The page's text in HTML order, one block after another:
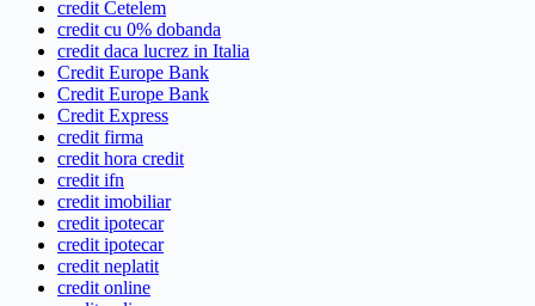
credit Cetelem
credit cu 0% dobanda
credit daca lucrez in Italia
Credit Europe Bank
Credit Europe Bank
Credit Express
credit firma
credit hora credit
credit ifn
credit imobiliar
credit ipotecar
credit ipotecar
credit neplatit
credit online